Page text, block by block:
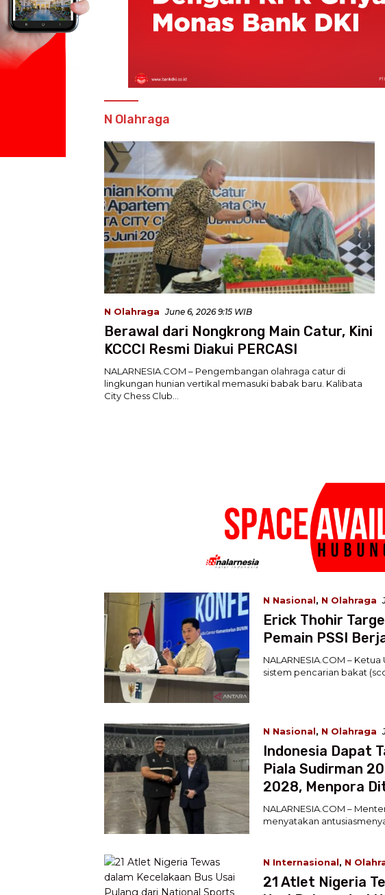
N Olahraga
N Olahraga June 6, 2026 9:15 WIB
Berawal dari Nongkrong Main Catur, Kini
KCCCI Resmi Diakui PERCASI
NALARNESIA.COM – Pengembangan olahraga catur di
lingkungan hunian vertikal memasuki babak baru. Kalibata
City Chess Club…
N Nasional, N Olahraga
Erick Thohir
Pemain PSSI
NALARNESIA.COM –
sistem pencarian bakat
N Nasional, N Olahraga
Indonesia Dapat
Piala Sudirman
2028, Menpora
NALARNESIA.COM –
menyatakan
N Internasional, N
21 Atlet Nigeria